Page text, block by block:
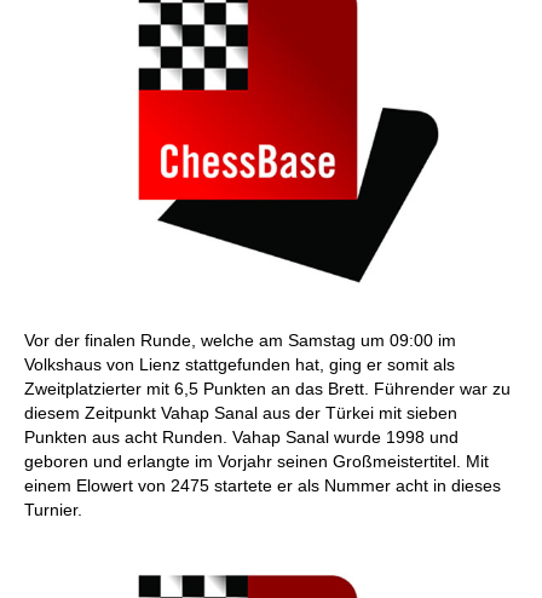
Vor der finalen Runde, welche am Samstag um 09:00 im
Volkshaus von Lienz stattgefunden hat, ging er somit als
Zweitplatzierter mit 6,5 Punkten an das Brett. Führender war zu
diesem Zeitpunkt Vahap Sanal aus der Türkei mit sieben
Punkten aus acht Runden. Vahap Sanal wurde 1998 und
geboren und erlangte im Vorjahr seinen Großmeistertitel. Mit
einem Elowert von 2475 startete er als Nummer acht in dieses
Turnier.